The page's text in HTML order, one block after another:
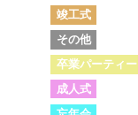
竣工式
その他
卒業パーティー
成人式